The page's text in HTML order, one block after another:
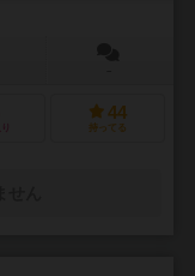
44
持ってる